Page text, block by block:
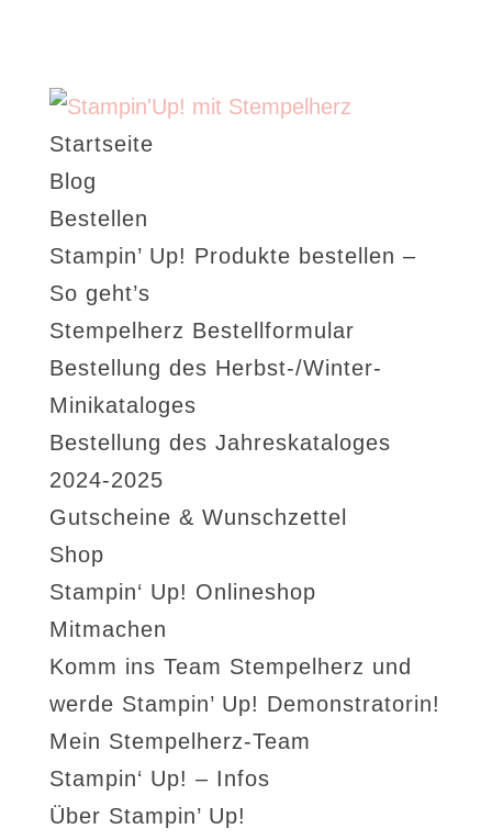
Startseite
Blog
Bestellen
Stampin’ Up! Produkte bestellen –
So geht’s
Stempelherz Bestellformular
Bestellung des Herbst-/Winter-
Minikataloges
Bestellung des Jahreskataloges
2024-2025
Gutscheine & Wunschzettel
Shop
Stampin‘ Up! Onlineshop
Mitmachen
Komm ins Team Stempelherz und
werde Stampin’ Up! Demonstratorin!
Mein Stempelherz-Team
Stampin‘ Up! – Infos
Über Stampin’ Up!